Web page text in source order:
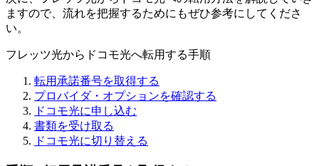
ますので、流れを把握するためにもぜひ参考にしてくださ
い。
フレッツ光からドコモ光へ転用する手順
転用承諾番号を取得する
プロバイダ・オプションを確認する
ドコモ光に申し込む
書類を受け取る
ドコモ光に切り替える